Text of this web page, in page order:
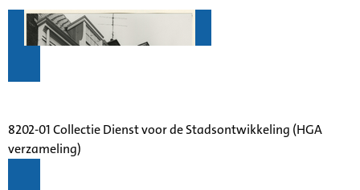
8202-01 Collectie Dienst voor de Stadsontwikkeling (HGA
verzameling)